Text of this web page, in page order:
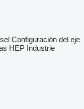
Configuración del eje
HEP Industrie